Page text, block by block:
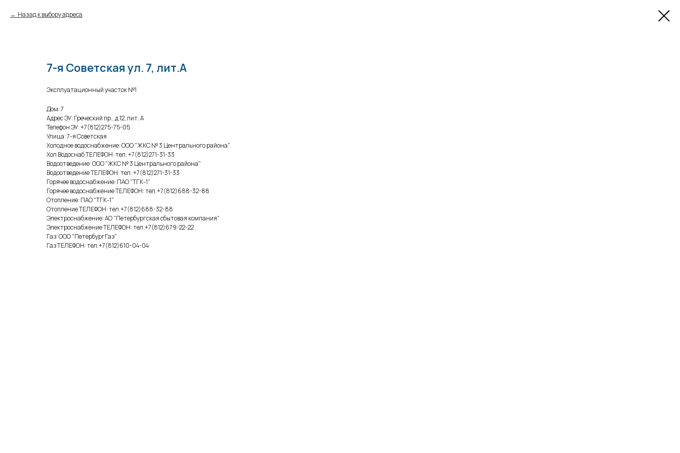
Назад к выбору адреса
7-я Советская ул. 7, лит.А
Эксплуатационный участок №1
Дом: 7
Адрес ЭУ: Греческий пр., д.12, лит. А
Телефон ЭУ: +7(812)275-75-05
Улица: 7-я Советская
Холодное водоснабжение: ООО "ЖКС № 3 Центрального района"
Хол Водоснаб ТЕЛЕФОН: тел. +7(812)271-31-33
Водоотведение: ООО "ЖКС № 3 Центрального района"
Водоотведение ТЕЛЕФОН: тел. +7(812)271-31-33
Горячее водоснабжение: ПАО "ТГК-1"
Горячее водоснабжение ТЕЛЕФОН: тел.+7(812)688-32-88
Отопление: ПАО "ТГК-1"
Отопление ТЕЛЕФОН: тел.+7(812)688-32-88
Электроснабжение: АО "Петербургская сбытовая компания"
Электроснабжение ТЕЛЕФОН: тел.+7(812)679-22-22
Газ: ООО "ПетербургГаз"
Газ ТЕЛЕФОН: тел.+7(812)610-04-04